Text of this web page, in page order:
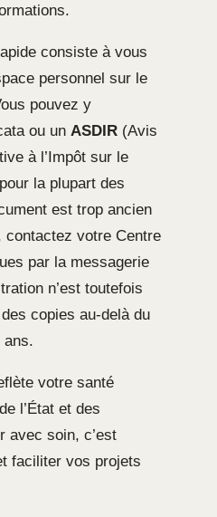
consiste à vous
personnel sur le
pouvez y
ou un ASDIR (Avis
à l’Impôt sur le
la plupart des
est trop ancien
contactez votre Centre
par la messagerie
n’est toutefois
copies au-delà du
ans.
votre santé
l’État et des
avec soin, c’est
faciliter vos projets